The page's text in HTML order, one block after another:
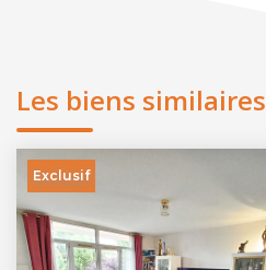
Les biens similaires
Exclusif